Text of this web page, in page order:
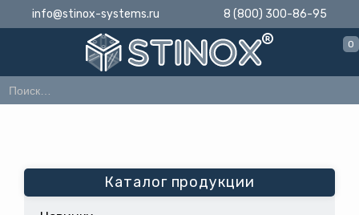
info@stinox-systems.ru 8 (800) 300-86-95
0
Каталог продукции